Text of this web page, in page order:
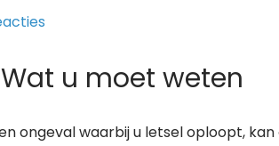
u moet weten
ongeval waarbij u letsel oploopt,